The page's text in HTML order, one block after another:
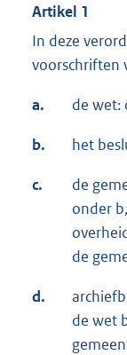
Artikel 1
In deze
voorschriften
a. de wet:
b. het
c.
de
onder
de
d.
de wet